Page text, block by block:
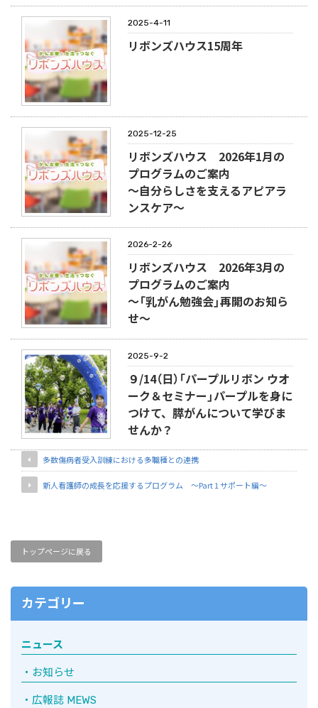
2025-4-11
リボンズハウス15周年
2025-12-25
リボンズハウス 2026年1月の
プログラムのご案内
～自分らしさを支えるアピアラ
ンスケア～
2026-2-26
リボンズハウス 2026年3月の
プログラムのご案内
～「乳がん勉強会」再開のお知ら
せ～
2025-9-2
９/14（日）「パープルリボン ウオ
ーク＆セミナー」パープルを身に
つけて、膵がんについて学びま
せんか？
多数傷病者受入訓練における多職種との連携
新人看護師の成長を応援するプログラム ～Part 1 サポート編～
トップページに戻る
カテゴリー
ニュース
お知らせ
広報誌 MEWS